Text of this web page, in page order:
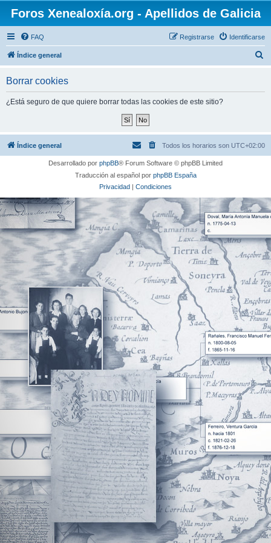
Foros Xenealoxía.org - Apellidos de Galicia
FAQ Identificarse
Registrarse
Índice general
Borrar cookies
¿Está seguro de que quiere borrar todas las cookies de este sitio?
Índice general Todos los horarios son UTC+02:00
Desarrollado por phpBB® Forum Software © phpBB Limited
Traducción al español por phpBB España
Privacidad | Condiciones